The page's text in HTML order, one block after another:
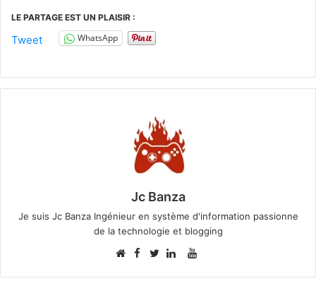
LE PARTAGE EST UN PLAISIR :
Tweet WhatsApp
Jc Banza
Je suis Jc Banza Ingénieur en système d'information passionne
de la technologie et blogging
FacebookYouTube